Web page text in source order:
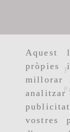
Aquest
pròpies
millorar
vostres